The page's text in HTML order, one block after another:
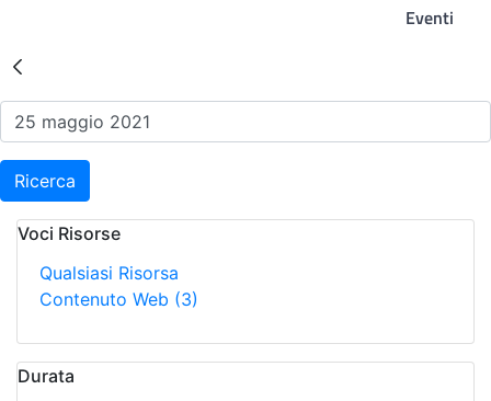
Eventi
Risultati della Ricerca -
Ricerca
Voci Risorse
Qualsiasi Risorsa
Contenuto Web (3)
Durata